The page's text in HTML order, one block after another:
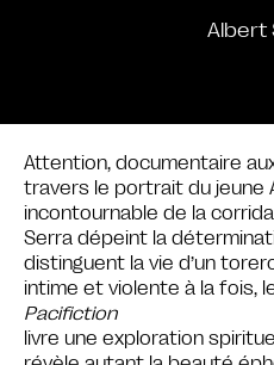
Albert
Attention, documentaire
travers le portrait du jeune
incontournable de la
Serra dépeint la
distinguent la vie d’un
intime et violente à la fois,
Pacifiction
livre une exploration